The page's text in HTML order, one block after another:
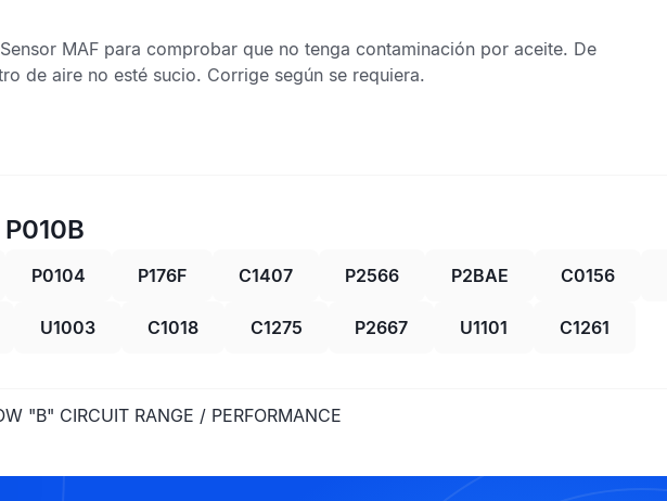
Sensor MAF para comprobar que no tenga contaminación por aceite. De
de aire no esté sucio. Corrige según se requiera.
P0104 P176F C1407 P2566 P2BAE C0156
U1003 C1018 C1275 P2667 U1101 C1261
"B" CIRCUIT RANGE / PERFORMANCE